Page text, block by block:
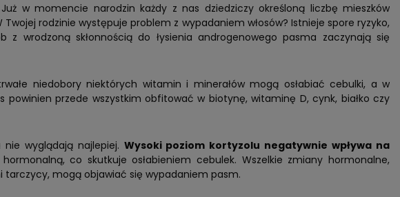
w momencie narodzin każdy z nas dziedziczy określoną liczbę mieszków
rodzinie występuje problem z wypadaniem włosów? Istnieje spore ryzyko,
wrodzoną skłonnością do łysienia androgenowego pasma zaczynają się
niedobory niektórych witamin i minerałów mogą osłabiać cebulki, a w
powinien przede wszystkim obfitować w biotynę, witaminę D, cynk, białko czy
wyglądają najlepiej. Wysoki poziom kortyzolu negatywnie wpływa na
co skutkuje osłabieniem cebulek. Wszelkie zmiany hormonalne,
tarczycy, mogą objawiać się wypadaniem pasm.